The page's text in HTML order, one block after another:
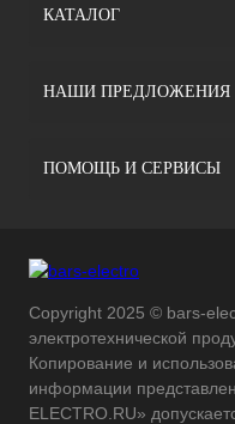
КАТАЛОГ
НАШИ ПРЕДЛОЖЕНИЯ
ПОМОЩЬ И СЕРВИСЫ
Copyright 2025 © bars-
электротехнической
Копирование и
информации
ELECTRO.RU»